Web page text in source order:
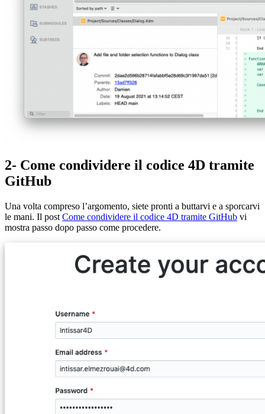
2- Come condividere il codice 4D tramite
GitHub
Una volta compreso l’argomento, siete pronti a buttarvi e a sporcarvi
le mani. Il post Come condividere il codice 4D tramite GitHub vi
mostra passo dopo passo come procedere.